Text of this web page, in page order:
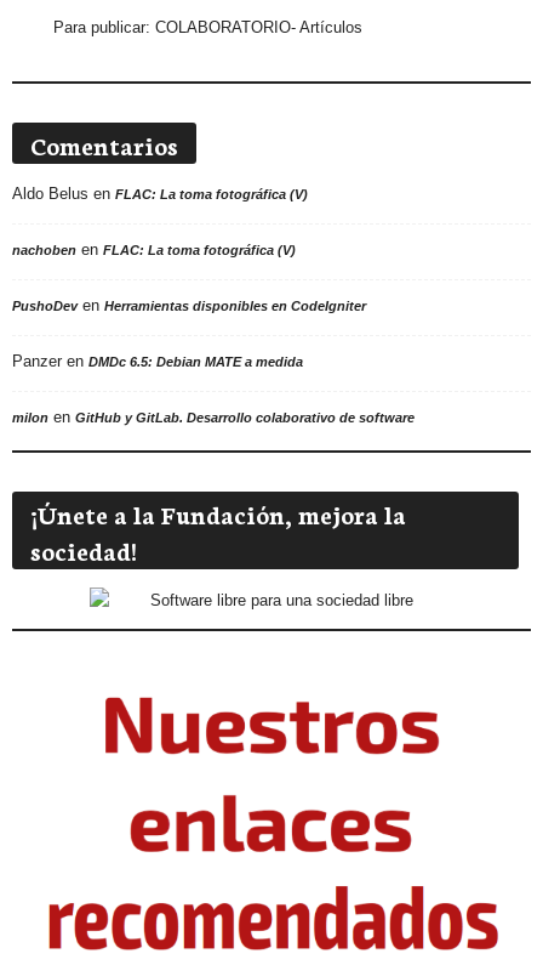
Para publicar:COLABORATORIO- Artículos
Comentarios
Aldo Belus en FLAC: La toma fotográfica (V)
nachoben en FLAC: La toma fotográfica (V)
PushoDeven Herramientas disponibles en CodeIgniter
Panzer en DMDc 6.5: Debian MATE a medida
milon en GitHub y GitLab. Desarrollo colaborativo de software
¡Únete a la Fundación, mejora la
sociedad!